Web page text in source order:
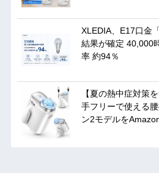
XLEDIA、E17口金
結果が確定 40,000
率 約94％
【夏の熱中症対策
手フリーで使える
ン2モデルを